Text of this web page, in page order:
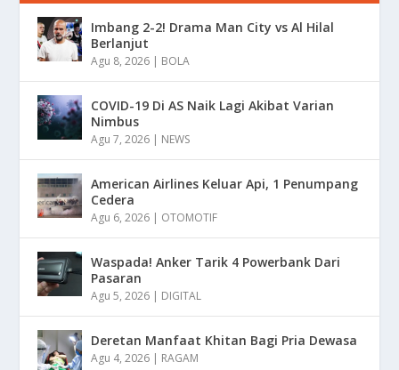
Imbang 2-2! Drama Man City vs Al Hilal
Berlanjut
Agu 8, 2026 BOLA
COVID-19 Di AS Naik Lagi Akibat Varian
Nimbus
Agu 7, 2026 NEWS
American Airlines Keluar Api, 1 Penumpang
Cedera
Agu 6, 2026 OTOMOTIF
Waspada! Anker Tarik 4 Powerbank Dari
Pasaran
Agu 5, 2026 DIGITAL
Deretan Manfaat Khitan Bagi Pria Dewasa
Agu 4, 2026 RAGAM